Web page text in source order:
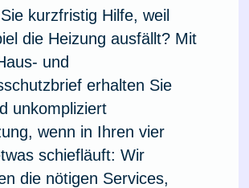
kurzfristig Hilfe, weil
die Heizung ausfällt? Mit
und
erhalten Sie
unkompliziert
wenn in Ihren vier
schiefläuft: Wir
die nötigen Services,